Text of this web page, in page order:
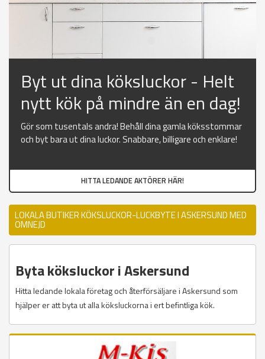
Byt ut dina köksluckor - Helt
nytt kök på mindre än en dag!
Gör som tusentals andra! Behåll dina gamla köksstommar
och byt bara ut dina luckor. Snabbare, billigare och enklare!
HITTA LEDANDE AKTÖRER HÄR!
LOKALA BUTIKER KÖKSLUCKOR-LUCKBYTE I ASKERSUND MED
OMNEJD
Byta köksluckor i Askersund
Hitta ledande lokala företag och återförsäljare i Askersund som
hjälper er att byta ut alla köksluckorna i ert befintliga kök.